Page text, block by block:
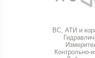
ВС, АТИ и
Контрольно-